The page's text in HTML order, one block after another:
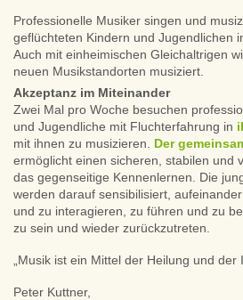
Professionelle Musiker singen und
geflüchteten Kindern und Jugendlichen
Auch mit einheimischen Gleichaltrigen
neuen Musikstandorten musiziert.
Akzeptanz im Miteinander
Zwei Mal pro Woche besuchen
und Jugendliche mit Fluchterfahrung in
mit ihnen zu musizieren. Der
ermöglicht einen sicheren, stabilen und
das gegenseitige Kennenlernen. Die
werden darauf sensibilisiert,
und zu interagieren, zu führen und zu
zu sein und wieder zurückzutreten.
„Musik ist ein Mittel der Heilung und der
Peter Kuttner,